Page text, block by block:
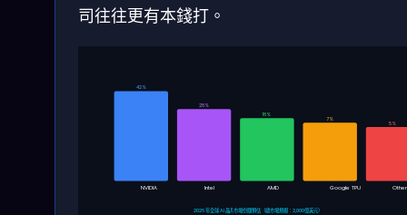
司往往更有本錢打。
NVIDIA Intel AMD Google TPU
42%
28%
18%
7%
5%
2026 年全球 AI 晶片市場份額預估（總市場規模：2,000億美元）